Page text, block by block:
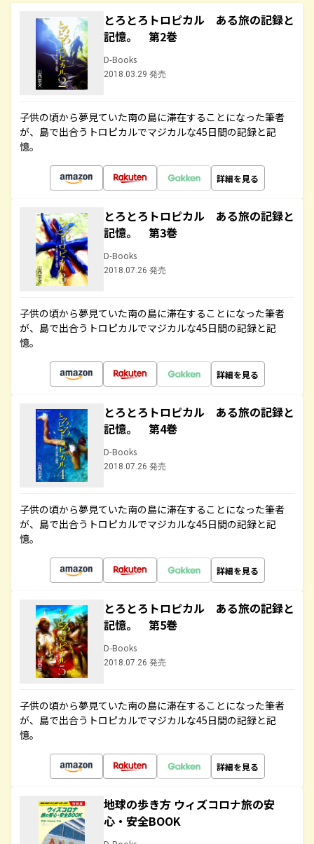
とろとろトロピカル ある旅の記録と
記憶。 第2巻
D-Books
2018.03.29 発売
子供の頃から夢見ていた南の島に滞在することになった筆者
が、島で出合うトロピカルでマジカルな45日間の記録と記
憶。
詳細を見る
とろとろトロピカル ある旅の記録と
記憶。 第3巻
D-Books
2018.07.26 発売
子供の頃から夢見ていた南の島に滞在することになった筆者
が、島で出合うトロピカルでマジカルな45日間の記録と記
憶。
詳細を見る
とろとろトロピカル ある旅の記録と
記憶。 第4巻
D-Books
2018.07.26 発売
子供の頃から夢見ていた南の島に滞在することになった筆者
が、島で出合うトロピカルでマジカルな45日間の記録と記
憶。
詳細を見る
とろとろトロピカル ある旅の記録と
記憶。 第5巻
D-Books
2018.07.26 発売
子供の頃から夢見ていた南の島に滞在することになった筆者
が、島で出合うトロピカルでマジカルな45日間の記録と記
憶。
詳細を見る
地球の歩き方 ウィズコロナ旅の安
心・安全BOOK